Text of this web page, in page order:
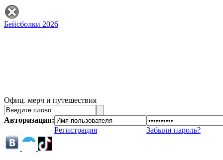
Бейсболки 2026
Офиц. мерч и путешествия
Авторизация:
Регистрация
Забыли пароль?